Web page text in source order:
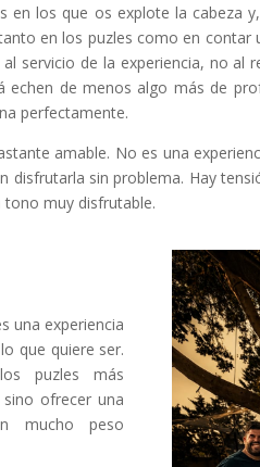
en los que os explote la cabeza
en los puzles como en contar
servicio de la experiencia, no al
de menos algo más de
perfectamente.
amable. No es una
disfrutarla sin problema. Hay
muy disfrutable.
una experiencia
que quiere ser.
puzles más
ofrecer una
mucho peso